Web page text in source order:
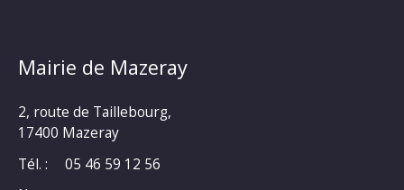
Mairie de Mazeray
2, route de Taillebourg,
17400 Mazeray
Tél. :
05 46 59 12 56